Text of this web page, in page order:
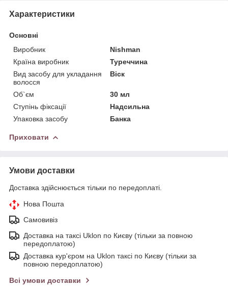
Характеристики
Основні
Виробник
Nishman
Країна виробник
Туреччина
Вид засобу для укладання
волосся
Віск
Об`єм
30 мл
Ступінь фіксації
Надсильна
Упаковка засобу
Банка
Приховати
Умови доставки
Доставка здійснюється тільки по передоплаті.
Нова Пошта
Самовивіз
Доставка на таксі Uklon по Києву (тільки за повною
передоплатою)
Доставка кур'єром на Uklon таксі по Києву (тільки за
повною передоплатою)
Всі умови доставки